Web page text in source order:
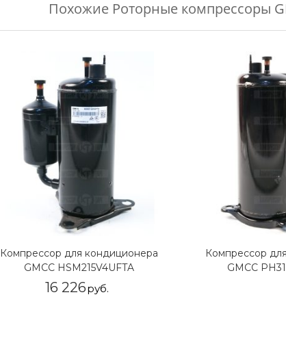
Похожие Роторные компрессоры
Компрессор для кондиционера
GMCC HSM215V4UFTA
16 226руб.
Компрессор
GMCC